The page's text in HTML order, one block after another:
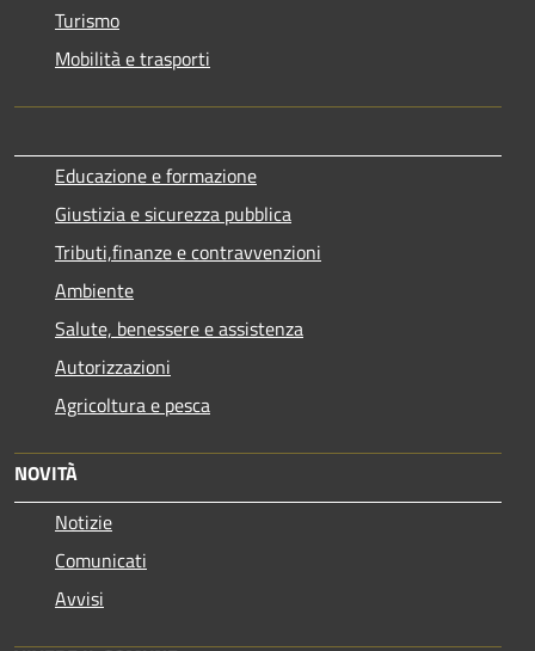
Turismo
Mobilità e trasporti
Educazione e formazione
Giustizia e sicurezza pubblica
Tributi,finanze e contravvenzioni
Ambiente
Salute, benessere e assistenza
Autorizzazioni
Agricoltura e pesca
NOVITÀ
Notizie
Comunicati
Avvisi